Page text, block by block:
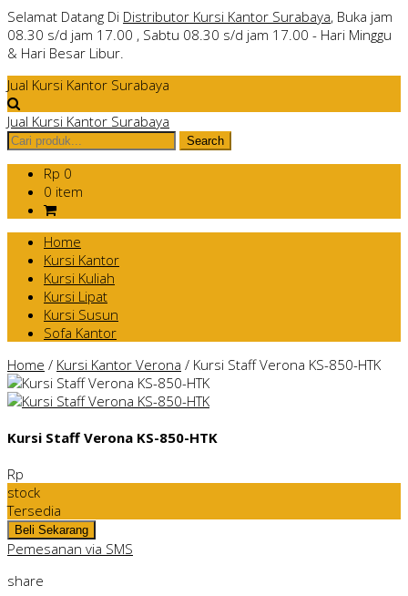
Selamat Datang Di Distributor Kursi Kantor Surabaya, Buka jam
08.30 s/d jam 17.00 , Sabtu 08.30 s/d jam 17.00 - Hari Minggu
& Hari Besar Libur.
Jual Kursi Kantor Surabaya
Jual Kursi Kantor Surabaya
Rp 0
0 item
Home
Kursi Kantor
Kursi Kuliah
Kursi Lipat
Kursi Susun
Sofa Kantor
Home / Kursi Kantor Verona / Kursi Staff Verona KS-850-HTK
Kursi Staff Verona KS-850-HTK
Rp
stock
Tersedia
Pemesanan via SMS
share